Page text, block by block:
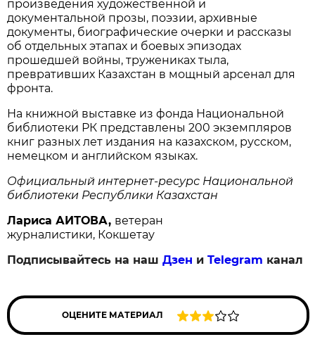
произведения художественной и
документальной прозы, поэзии, архивные
документы, биографические очерки и рассказы
об отдельных этапах и боевых эпизодах
прошедшей войны, тружениках тыла,
превративших Казахстан в мощный арсенал для
фронта.
На книжной выставке из фонда Национальной
библиотеки РК представлены 200 экземпляров
книг разных лет издания на казахском, русском,
немецком и английском языках.
Официальный интернет-ресурс Национальной
библиотеки Республики Казахстан
Лариса АИТОВА, ветеран
журналистики, Кокшетау
Подписывайтесь на нашДзен иTelegram канал
ОЦЕНИТЕ МАТЕРИАЛ